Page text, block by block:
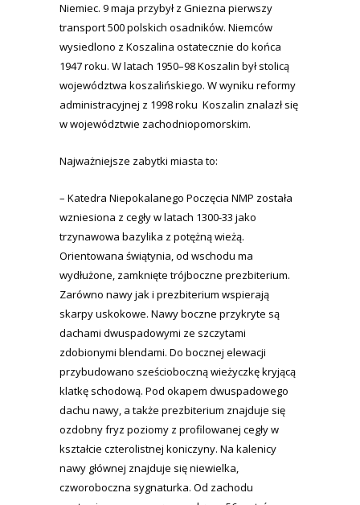
Niemiec. 9 maja przybył z Gniezna pierwszy
transport 500 polskich osadników. Niemców
wysiedlono z Koszalina ostatecznie do końca
1947 roku. W latach 1950–98 Koszalin był stolicą
województwa koszalińskiego. W wyniku reformy
administracyjnej z 1998 roku Koszalin znalazł się
w województwie zachodniopomorskim.
Najważniejsze zabytki miasta to:
– Katedra Niepokalanego Poczęcia NMP została
wzniesiona z cegły w latach 1300-33 jako
trzynawowa bazylika z potężną wieżą.
Orientowana świątynia, od wschodu ma
wydłużone, zamknięte trójboczne prezbiterium.
Zarówno nawy jak i prezbiterium wspierają
skarpy uskokowe. Nawy boczne przykryte są
dachami dwuspadowymi ze szczytami
zdobionymi blendami. Do bocznej elewacji
przybudowano sześcioboczną wieżyczkę kryjącą
klatkę schodową. Pod okapem dwuspadowego
dachu nawy, a także prezbiterium znajduje się
ozdobny fryz poziomy z profilowanej cegły w
kształcie czterolistnej koniczyny. Na kalenicy
nawy głównej znajduje się niewielka,
czworoboczna sygnaturka. Od zachodu